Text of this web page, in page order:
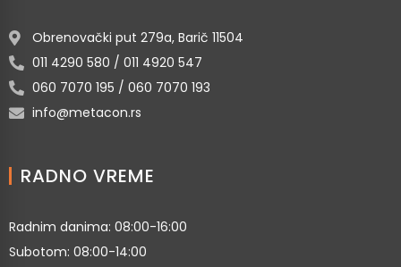
Obrenovački put 279a, Barič 11504
011 4290 580 / 011 4920 547
060 7070 195 / 060 7070 193
info@metacon.rs
RADNO VREME
Radnim danima: 08:00-16:00
Subotom: 08:00-14:00